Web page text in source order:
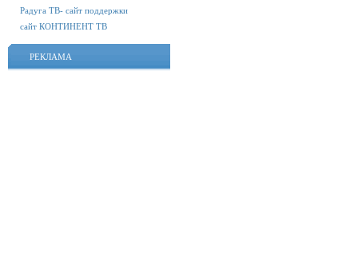
Радуга ТВ- сайт поддержки
сайт КОНТИНЕНТ ТВ
РЕКЛАМА